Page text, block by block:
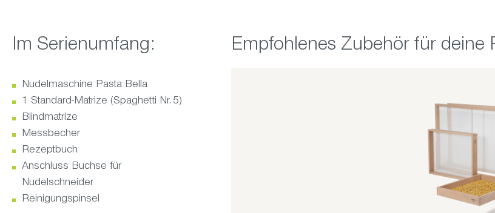
Im Serienumfang:
Nudelmaschine Pasta Bella
1 Standard‑Matrize (Spaghetti Nr. 5)
Blindmatrize
Messbecher
Rezeptbuch
Anschluss Buchse für
Nudelschneider
Reinigungspinsel
Produktgalerie überspringen
Empfohlenes Zubehör für deine